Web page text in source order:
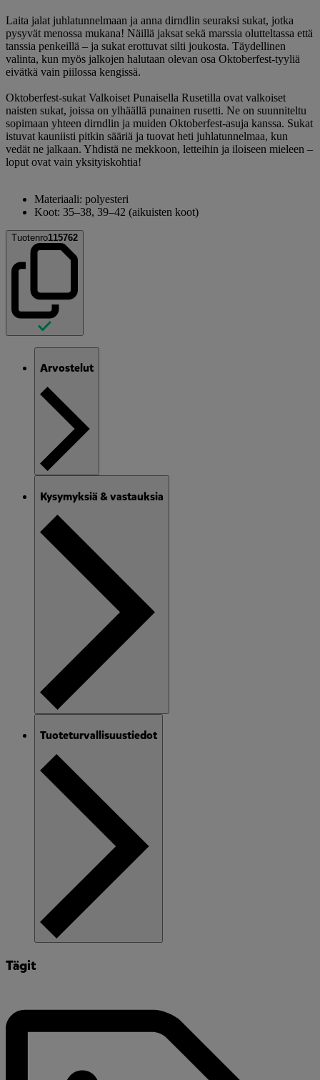
Laita jalat juhlatunnelmaan ja anna dirndlin seuraksi sukat, jotka
pysyvät menossa mukana! Näillä jaksat sekä marssia olutteltassa että
tanssia penkeillä – ja sukat erottuvat silti joukosta. Täydellinen
valinta, kun myös jalkojen halutaan olevan osa Oktoberfest-tyyliä
eivätkä vain piilossa kengissä.
Oktoberfest-sukat Valkoiset Punaisella Rusetilla ovat valkoiset
naisten sukat, joissa on ylhäällä punainen rusetti. Ne on suunniteltu
sopimaan yhteen dirndlin ja muiden Oktoberfest-asuja kanssa. Sukat
istuvat kauniisti pitkin sääriä ja tuovat heti juhlatunnelmaa, kun
vedät ne jalkaan. Yhdistä ne mekkoon, letteihin ja iloiseen mieleen –
loput ovat vain yksityiskohtia!
Materiaali: polyesteri
Koot: 35–38, 39–42 (aikuisten koot)
Tuotenro115762
Arvostelut
Kysymyksiä & vastauksia
Tuoteturvallisuustiedot
Tägit